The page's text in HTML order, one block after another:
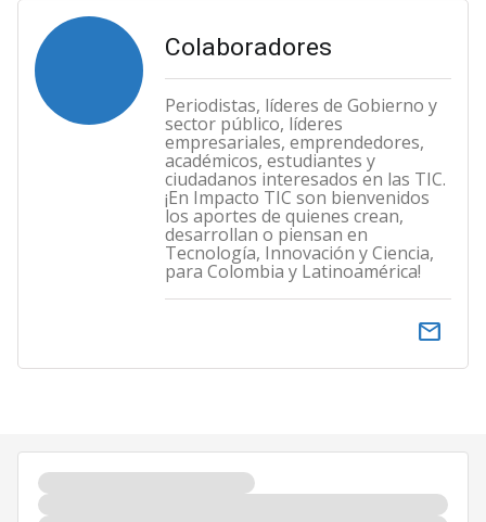
Colaboradores
Periodistas, líderes de Gobierno y
sector público, líderes
empresariales, emprendedores,
académicos, estudiantes y
ciudadanos interesados en las TIC.
¡En Impacto TIC son bienvenidos
los aportes de quienes crean,
desarrollan o piensan en
Tecnología, Innovación y Ciencia,
para Colombia y Latinoamérica!
email